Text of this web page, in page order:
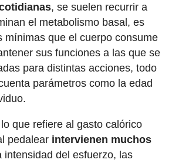
, se suelen recurrir a
el metabolismo basal, es
mínimas que el cuerpo consume
sus funciones a las que se
para distintas acciones, todo
parámetros como la edad
que refiere al gasto calórico
pedalear intervienen muchos
del esfuerzo, las